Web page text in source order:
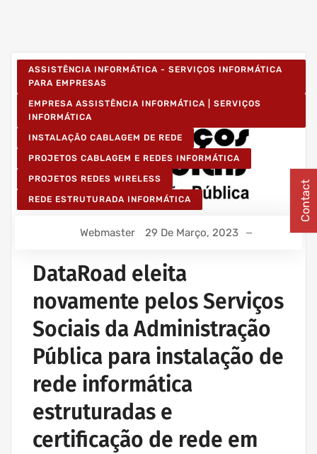
ASSISTÊNCIA INFORMÁTICA - SERVIÇOS INFORMÁTICA
PARA EMPRESAS
EMPRESA ASSISTÊNCIA INFORMÁTICA | SERVIÇOS
INFORMÁTICA
INSTALAÇÃO CABLAGEM DE REDE
PROJETOS CABLAGEM E REDES INFORMÁTICA
PROJETOS REDES WIRELESS
REDE ESTRUTURADA INFORMÁTICA
Webmaster 29 De Março, 2023
DataRoad eleita
novamente pelos Serviços
Sociais da Administração
Pública para instalação de
rede informática
estruturadas e
certificação de rede em
Contact